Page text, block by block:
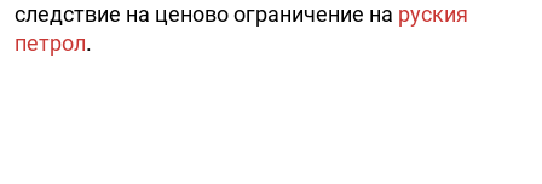
следствие на ценово ограничение на руския
петрол.